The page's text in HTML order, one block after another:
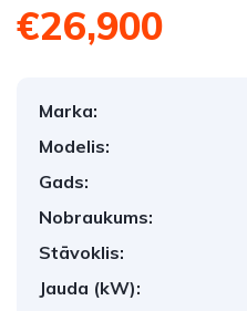
€26,900
Marka:
Modelis:
Gads:
Nobraukums:
Stāvoklis:
Jauda (kW):